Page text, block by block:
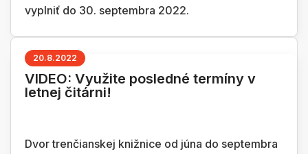
vyplniť do 30. septembra 2022.
20.8.2022
VIDEO: Využite posledné termíny v
letnej čitárni!
Dvor trenčianskej knižnice od júna do septembra